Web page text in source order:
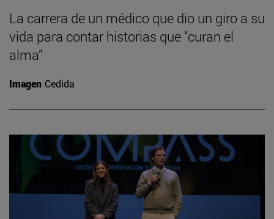
La carrera de un médico que dio un giro a su
vida para contar historias que “curan el
alma”
Imagen Cedida